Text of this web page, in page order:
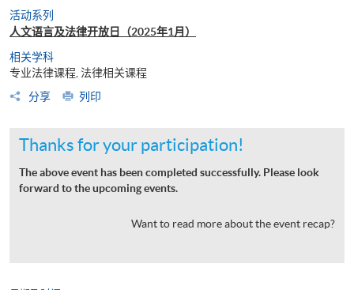
活动系列
人文语言及法律开放日（2025年1月）
相关学科
专业法律课程, 法律相关课程
分享
列印
Thanks for your participation!
The above event has been completed successfully. Please look
forward to the upcoming events.
Want to read more about the event recap?